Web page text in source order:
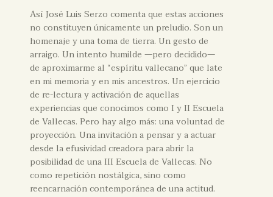
Así José Luis Serzo comenta que estas acciones
no constituyen únicamente un preludio. Son un
homenaje y una toma de tierra. Un gesto de
arraigo. Un intento humilde —pero decidido—
de aproximarme al “espíritu vallecano” que late
en mi memoria y en mis ancestros. Un ejercicio
de re-lectura y activación de aquellas
experiencias que conocimos como I y II Escuela
de Vallecas. Pero hay algo más: una voluntad de
proyección. Una invitación a pensar y a actuar
desde la efusividad creadora para abrir la
posibilidad de una III Escuela de Vallecas. No
como repetición nostálgica, sino como
reencarnación contemporánea de una actitud.